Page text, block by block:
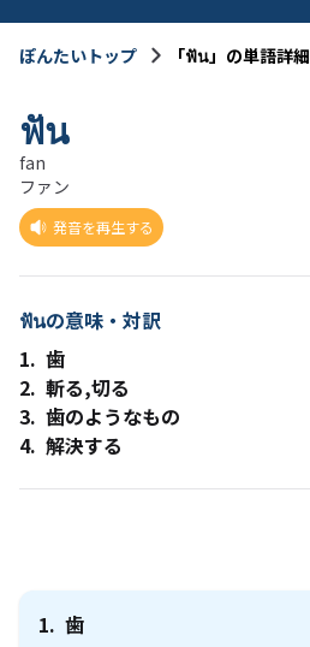
ぽんたいトップ 「ฟัน」の単語詳細
ฟัน
fan
ファン
発音を再生する
ฟันの意味・対訳
1. 歯
2. 斬る,切る
3. 歯のようなもの
4. 解決する
1. 歯